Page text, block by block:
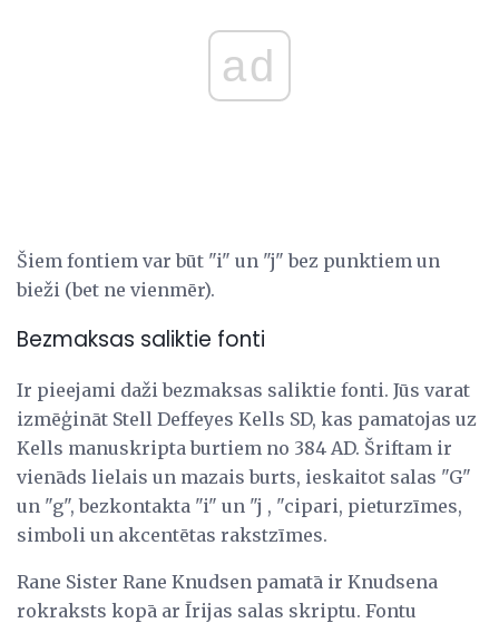
ad
Šiem fontiem var būt "i" un "j" bez punktiem un
bieži (bet ne vienmēr).
Bezmaksas saliktie fonti
Ir pieejami daži bezmaksas saliktie fonti. Jūs varat
izmēģināt Stell Deffeyes Kells SD, kas pamatojas uz
Kells manuskripta burtiem no 384 AD. Šriftam ir
vienāds lielais un mazais burts, ieskaitot salas "G"
un "g", bezkontakta "i" un "j , "cipari, pieturzīmes,
simboli un akcentētas rakstzīmes.
Rane Sister Rane Knudsen pamatā ir Knudsena
rokraksts kopā ar Īrijas salas skriptu. Fontu